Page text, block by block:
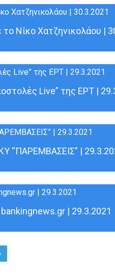
Νίκο Χατζηνικολάου |
Live” της ΕΡΤ |
“ΠΑΡΕΜΒΑΣΕΙΣ” |
| 29.3.2021